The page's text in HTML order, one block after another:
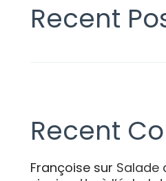
Recent
Recent
Françoise sur Salade